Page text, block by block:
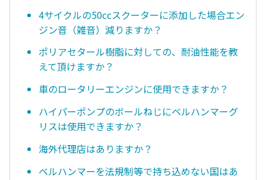
4サイクルの50ccスクーターに添加した場合エン
ジン音（雑音）減りますか？
ポリアセタール樹脂に対しての、耐油性能を教
えて頂けますか？
車のロータリーエンジンに使用できますか？
ハイパーポンプのボールねじにベルハンマーグ
リスは使用できますか？
海外代理店はありますか？
ベルハンマーを法規制等で持ち込めない国はあ